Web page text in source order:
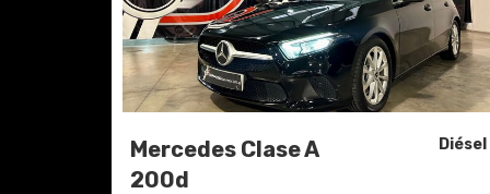
Mercedes Clase A
200d
Diésel